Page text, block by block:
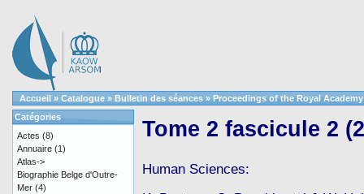
Accueil » Catalogue » Bulletin des séances » Proceedings of the Royal
Tome 2 fascicule 2
Human Sciences:
Catégories
Actes (8)
Annuaire (1)
Atlas->
Biographie Belge d'Outre-
Mer (4)